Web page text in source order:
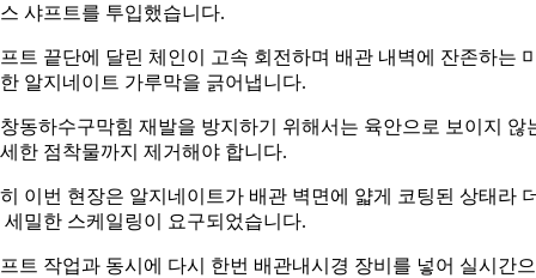
샤프트를 투입했습니다.
트 끝단에 달린 체인이 고속 회전하며 배관 내벽에 잔존하는
알지네이트 가루막을 긁어냅니다.
동하수구막힘 재발을 방지하기 위해서는 육안으로 보이지 않
한 점착물까지 제거해야 합니다.
이번 현장은 알지네이트가 배관 벽면에 얇게 코팅된 상태라
세밀한 스케일링이 요구되었습니다.
트 작업과 동시에 다시 한번 배관내시경 장비를 넣어 실시간